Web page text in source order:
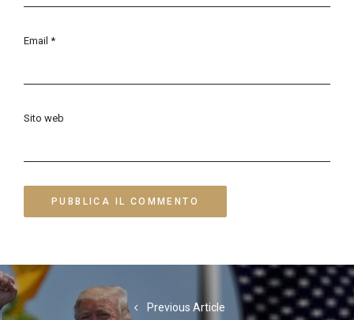
Email *
Sito web
Navigazione
articoli
Previous Article